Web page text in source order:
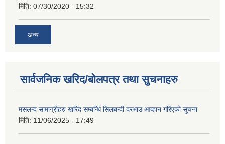
मिति: 07/30/2020 - 15:32
अन्य
सार्वजनिक खरिद/बोलपत्र तथा सुचनाहरु
मसलन्द सामाग्रीहरु खरिद सम्बन्धि सिलबन्दी दरभाउ आव्हान गरिएको सुचना
मिति: 11/06/2025 - 17:49